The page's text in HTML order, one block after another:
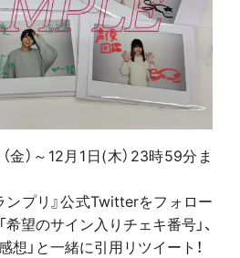
金）～12月1日(木）23時59分ま
ンプリ』公式Twitterをフォロー
「希望のサイン入りチェキ番号」、
想」と一緒に引用リツイート！